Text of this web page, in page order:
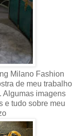
Milano Fashion
de meu trabalho
Algumas imagens
e tudo sobre meu